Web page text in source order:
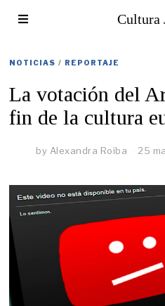
Cultura
NOTICIAS / REPORTAJE
La votación del
fin de la cultura
by Alexandra Roiba 25